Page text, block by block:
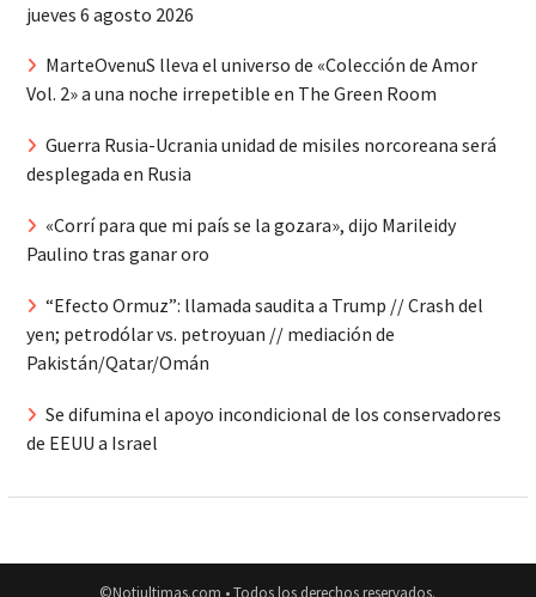
jueves 6 agosto 2026
MarteOvenuS lleva el universo de «Colección de Amor
Vol. 2» a una noche irrepetible en The Green Room
Guerra Rusia-Ucrania unidad de misiles norcoreana será
desplegada en Rusia
«Corrí para que mi país se la gozara», dijo Marileidy
Paulino tras ganar oro
“Efecto Ormuz”: llamada saudita a Trump // Crash del
yen; petrodólar vs. petroyuan // mediación de
Pakistán/Qatar/Omán
Se difumina el apoyo incondicional de los conservadores
de EEUU a Israel